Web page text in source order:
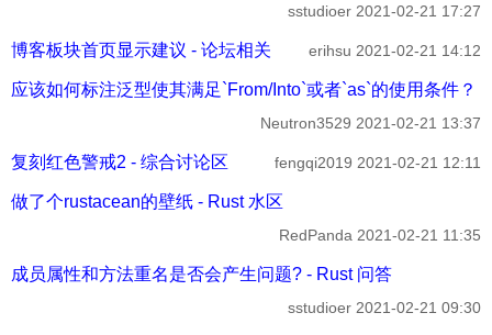
sstudioer 2021-02-21 17:27
博客板块首页显示建议 - 论坛相关 erihsu 2021-02-21 14:12
应该如何标注泛型使其满足`From/Into`或者`as`的使用条件？ -
Neutron3529 2021-02-21 13:37
复刻红色警戒2 - 综合讨论区 fengqi2019 2021-02-21 12:11
做了个rustacean的壁纸 - Rust 水区
RedPanda 2021-02-21 11:35
成员属性和方法重名是否会产生问题? - Rust 问答
sstudioer 2021-02-21 09:30